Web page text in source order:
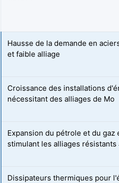
Hausse de la demande en
et faible alliage
Croissance des installations
nécessitant des alliages de Mo
Expansion du pétrole et du gaz
stimulant les alliages résistants
Dissipateurs thermiques pour